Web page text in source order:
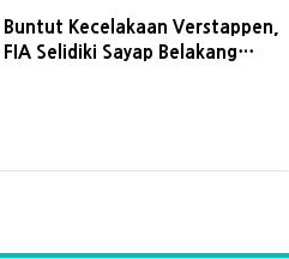
Buntut Kecelakaan Verstappen,
FIA Selidiki Sayap Belakang